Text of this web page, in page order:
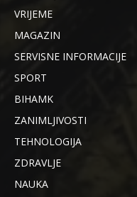
VRIJEME
MAGAZIN
SERVISNE INFORMACIJE
SPORT
BIHAMK
ZANIMLJIVOSTI
TEHNOLOGIJA
ZDRAVLJE
NAUKA